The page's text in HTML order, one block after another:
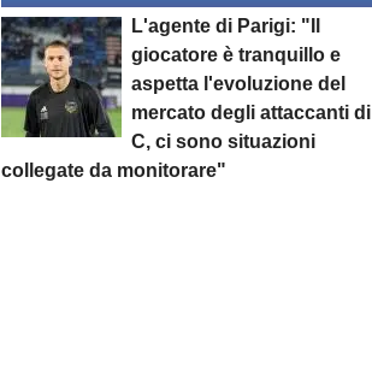
L'agente di Parigi: "Il
giocatore è tranquillo e
aspetta l'evoluzione del
mercato degli attaccanti di
C, ci sono situazioni
collegate da monitorare"